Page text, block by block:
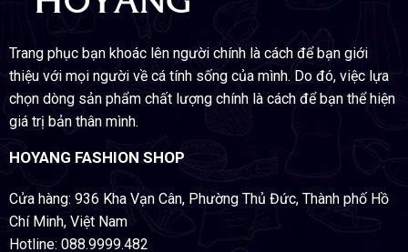
Trang phục bạn khoác lên người chính là cách để bạn giới
thiệu với mọi người về cá tính sống của mình. Do đó, việc lựa
chọn dòng sản phẩm chất lượng chính là cách để bạn thể hiện
giá trị bản thân mình.
HOYANG FASHION SHOP
Cửa hàng: 936 Kha Vạn Cân, Phường Thủ Đức, Thành phố Hồ
Chí Minh, Việt Nam
Hotline: 088.9999.482